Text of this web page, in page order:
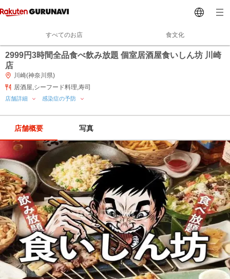
すべてのお店 食文化
2999円3時間全品食べ飲み放題 個室居酒屋食いしん坊 川崎
店
川崎(神奈川県)
居酒屋,シーフード料理,寿司
店舗詳細 感染症の予防
店舗概要 写真